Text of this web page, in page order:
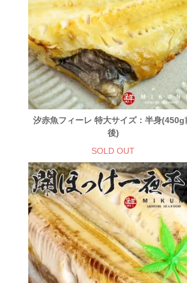
汐赤魚フィーレ 特大サイズ：半身(450g
後)
SOLD OUT